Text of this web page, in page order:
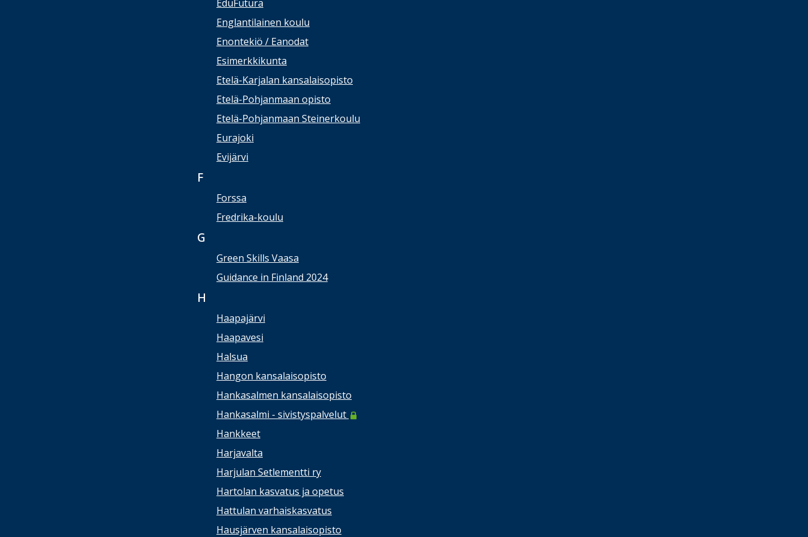
EduFutura
Englantilainen koulu
Enontekiö / Eanodat
Esimerkkikunta
Etelä-Karjalan kansalaisopisto
Etelä-Pohjanmaan opisto
Etelä-Pohjanmaan Steinerkoulu
Eurajoki
Evijärvi
F
Forssa
Fredrika-koulu
G
Green Skills Vaasa
Guidance in Finland 2024
H
Haapajärvi
Haapavesi
Halsua
Hangon kansalaisopisto
Hankasalmen kansalaisopisto
Hankasalmi - sivistyspalvelut
Hankkeet
Harjavalta
Harjulan Setlementti ry
Hartolan kasvatus ja opetus
Hattulan varhaiskasvatus
Hausjärven kansalaisopisto